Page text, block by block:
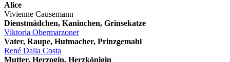
Alice
Vivienne Causemann
Dienstmädchen, Kaninchen, Grinsekatze
Viktoria Obermarzoner
Vater, Raupe, Hutmacher, Prinzgemahl
René Dalla Costa
Mutter, Herzogin, Herzkönigin